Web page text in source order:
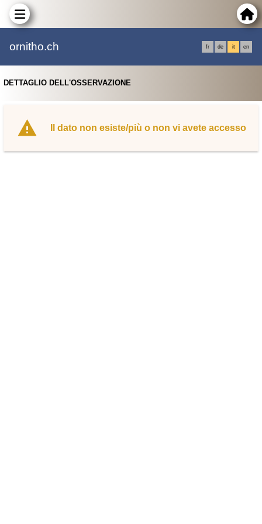
ornitho.ch fr de it en
DETTAGLIO DELL'OSSERVAZIONE
Il dato non esiste/più o non vi avete accesso